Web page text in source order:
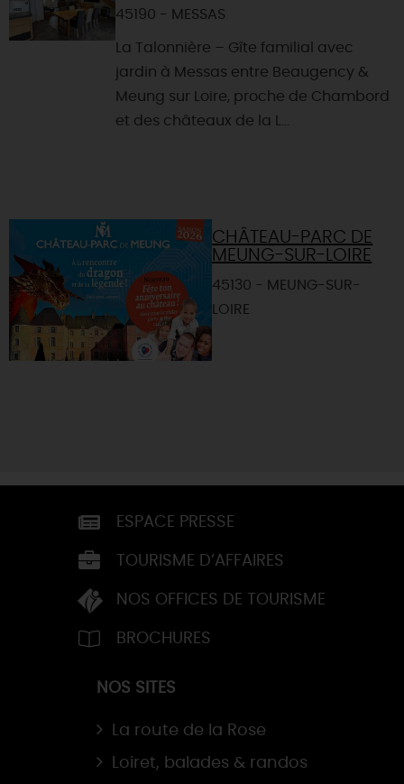
45190 - MESSAS
La Talonnière – Gîte familial avec
jardin à Messas entre Beaugency &
Meung sur Loire, proche de Chambord
et des châteaux de la L...
CHÂTEAU-PARC DE
MEUNG-SUR-LOIRE
45130 - MEUNG-SUR-
LOIRE
ESPACE PRESSE
TOURISME D’AFFAIRES
NOS OFFICES DE TOURISME
BROCHURES
NOS SITES
La route de la Rose
Loiret, balades & randos